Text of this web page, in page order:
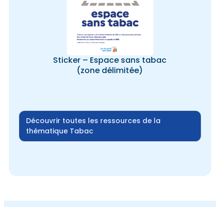
Sticker – Espace sans tabac
(zone délimitée)
Découvrir toutes les ressources de la
thématique Tabac